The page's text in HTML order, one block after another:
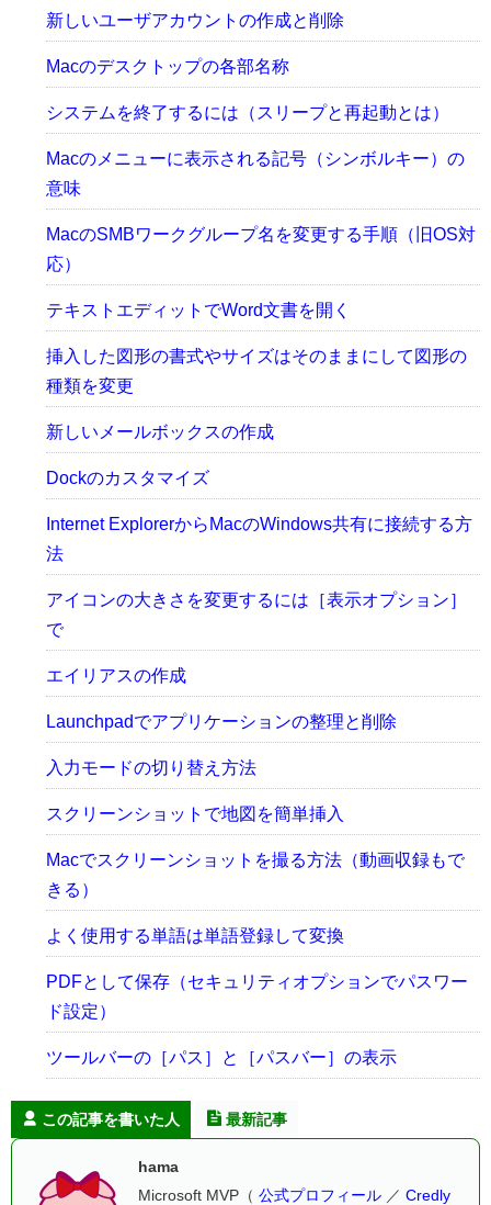
新しいユーザアカウントの作成と削除
Macのデスクトップの各部名称
システムを終了するには（スリープと再起動とは）
Macのメニューに表示される記号（シンボルキー）の
意味
MacのSMBワークグループ名を変更する手順（旧OS対
応）
テキストエディットでWord文書を開く
挿入した図形の書式やサイズはそのままにして図形の
種類を変更
新しいメールボックスの作成
Dockのカスタマイズ
Internet ExplorerからMacのWindows共有に接続する方
法
アイコンの大きさを変更するには［表示オプション］
で
エイリアスの作成
Launchpadでアプリケーションの整理と削除
入力モードの切り替え方法
スクリーンショットで地図を簡単挿入
Macでスクリーンショットを撮る方法（動画収録もで
きる）
よく使用する単語は単語登録して変換
PDFとして保存（セキュリティオプションでパスワー
ド設定）
ツールバーの［パス］と［パスバー］の表示
この記事を書いた人 最新記事
hama
Microsoft MVP（ 公式プロフィール ／ Credly